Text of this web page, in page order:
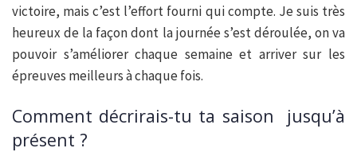
victoire, mais c’est l’effort fourni qui compte. Je suis très
heureux de la façon dont la journée s’est déroulée, on va
pouvoir s’améliorer chaque semaine et arriver sur les
épreuves meilleurs à chaque fois.
Comment décrirais-tu ta saison jusqu’à
présent ?